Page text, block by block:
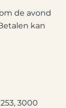
de avond
kan
3000